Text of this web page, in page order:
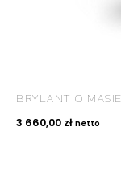
BRYLANT O
3 660,00 zł netto